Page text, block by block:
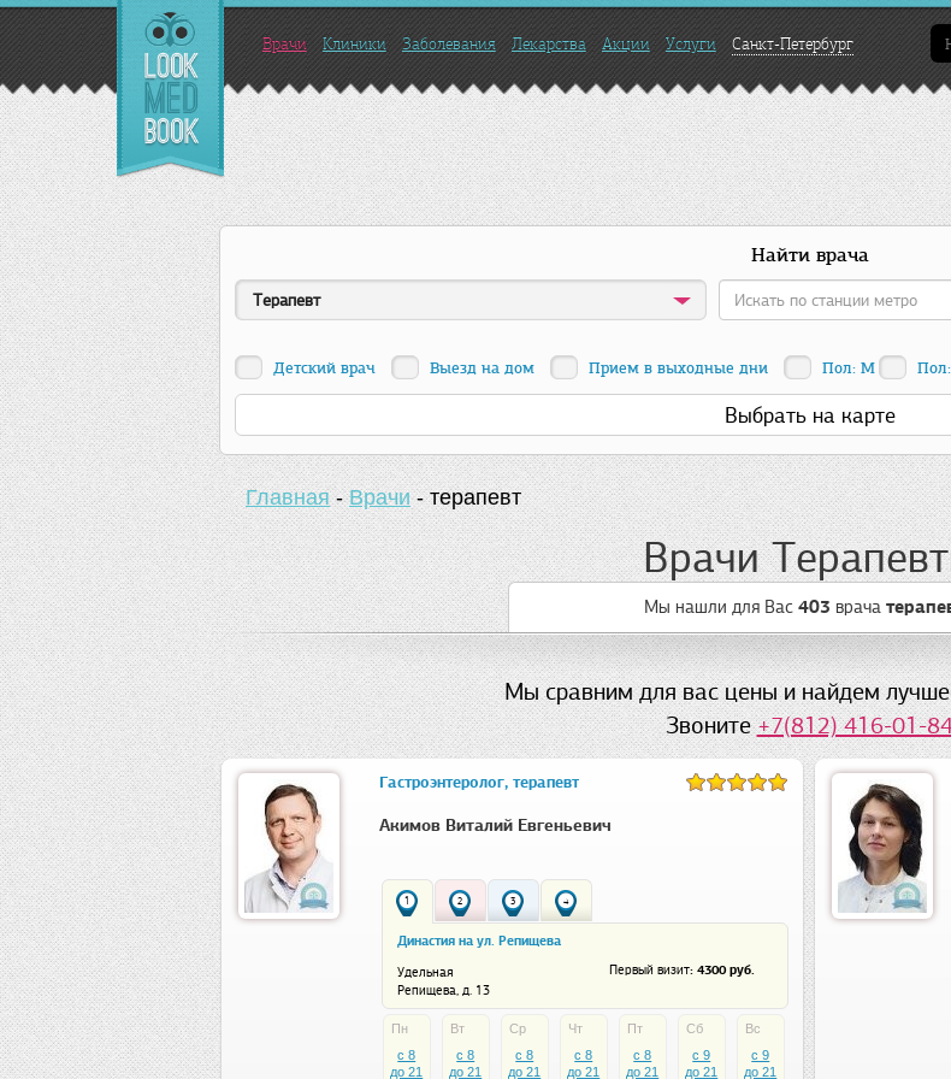
Врачи Клиники Заболевания Лекарства Акции Услуги Санкт-Петербург
Найти врача
Терапевт
Детский врач Выезд на дом Прием в выходные дни Пол: М
Выбрать на карте
Главная-Врачи-терапевт
Врачи
Мы нашли для Вас 403 врача
Мы сравним для вас цены и найдем
Звоните+7(812) 416-01-
Гастроэнтеролог, терапевт
Акимов Виталий Евгеньевич
1 2 3 4
Династия на ул. Репищева
Удельная
Репищева, д. 13
Первый визит: 4300 руб.
Пн
c 8
до 21
Вт
c 8
до 21
Ср
c 8
до 21
Чт
c 8
до 21
Пт
c 8
до 21
Сб
c 9
до 21
Вс
c 9
до 21